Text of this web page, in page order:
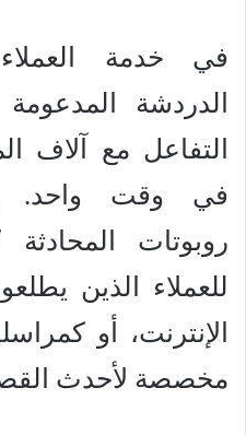
في خدمة
الدردشة
التفاعل مع آلاف
في وقت واحد.
روبوتات
للعملاء الذين
الإنترنت، أو
مخصصة لأحدث